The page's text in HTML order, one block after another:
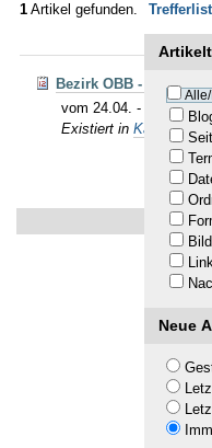
1 Artikel gefunden.
Bild
Link
Neue
Bezirk OBB -
vom 24.04. - 10.05.26 -
Existiert in Kalender